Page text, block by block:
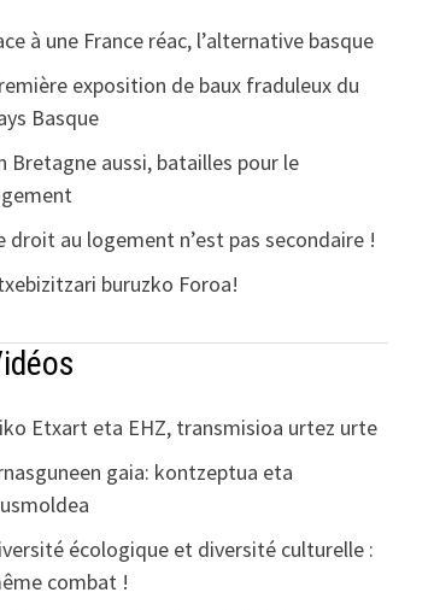
à une France réac, l’alternative basque
exposition de baux fraduleux du
Basque
Bretagne aussi, batailles pour le
droit au logement n’est pas secondaire !
buruzko Foroa!
Etxart eta EHZ, transmisioa urtez urte
gaia: kontzeptua eta
écologique et diversité culturelle :
combat !